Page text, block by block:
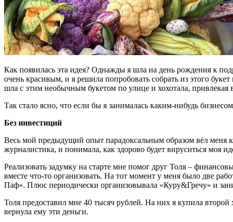
Как появилась эта идея? Однажды я шла на день рождения к
очень красивым, и я решила попробовать собрать из этого
шла с этим необычным букетом по улице и хохотала,
Так стало ясно, что если бы я занималась каким-нибудь
Без инвестиций
Весь мой предыдущий опыт парадоксальным образом вёл меня
журналистика, и понимала, как здорово будет вируситься моя
Реализовать задумку на старте мне помог друг Толя –
вместе что-то организовать. На тот момент у меня было две
Паф». Плюс периодически организовывала «Куру&Гречу» и
Толя предоставил мне 40 тысяч рублей. На них я купила
вернула ему эти деньги.